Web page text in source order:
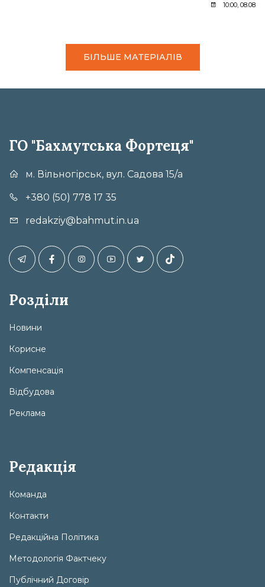
10:00,
БІЛЬШЕ МАТЕРІАЛІВ
ГО "Бахмутська Фортеця"
м. Вільногірськ, вул. Садова 15/а
+380 (50) 778 17 35
redakziy@bahmut.in.ua
Розділи
Новини
Корисне
Компенсація
Відбудова
Реклама
Редакція
Команда
Контакти
Редакційна Політика
Методологія Фактчеку
Публічний Договір